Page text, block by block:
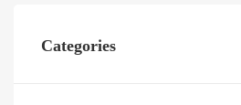
Categories